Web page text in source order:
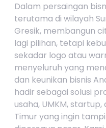
Dalam persaingan
terutama di wilayah
Gresik, membangun
lagi pilihan, tetapi
sekadar logo atau
menyeluruh yang
dan keunikan bisnis
hadir sebagai solusi
usaha, UMKM,
Timur yang ingin